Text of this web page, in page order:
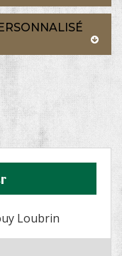
Loubrin